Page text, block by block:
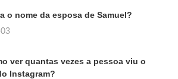
o nome da esposa de Samuel?
ver quantas vezes a pessoa viu o
Instagram?